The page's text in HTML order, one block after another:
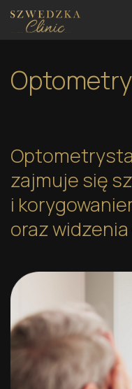
Main
zajmuje się
i
oraz